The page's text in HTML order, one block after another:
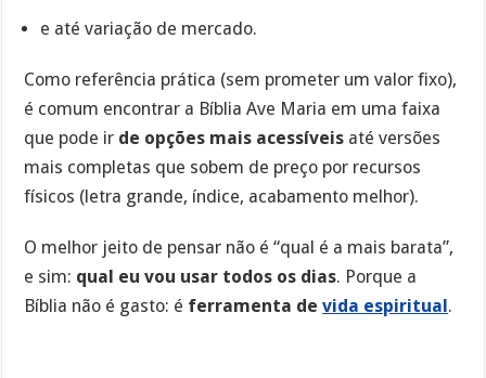
e até variação de mercado.
Como referência prática (sem prometer um valor fixo),
é comum encontrar a Bíblia Ave Maria em uma faixa
que pode ir de opções mais acessíveis até versões
mais completas que sobem de preço por recursos
físicos (letra grande, índice, acabamento melhor).
O melhor jeito de pensar não é “qual é a mais barata”,
e sim: qual eu vou usar todos os dias. Porque a
Bíblia não é gasto: é ferramenta devida espiritual.